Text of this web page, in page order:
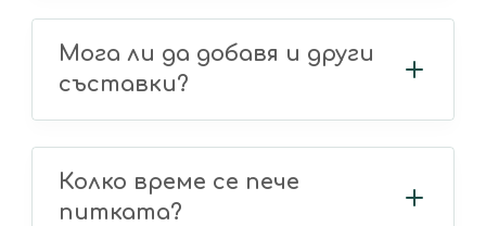
Мога ли да добавя и други
съставки?
Колко време се пече
питката?